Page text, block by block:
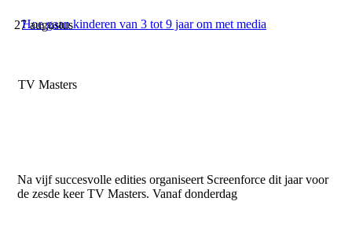
Hoe gaan kinderen van 3 tot 9 jaar om met media
27 augustus
TV Masters
Na vijf succesvolle edities organiseert Screenforce dit jaar voor
de zesde keer TV Masters. Vanaf donderdag